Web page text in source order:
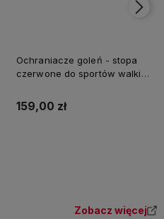
Ochraniacze goleń - stopa
czerwone do sportów walki
159,00 zł
Zobacz więcej